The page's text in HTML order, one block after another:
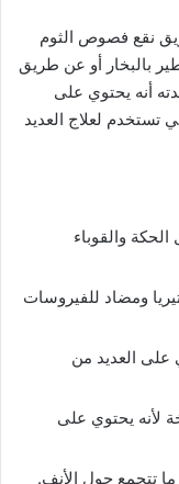
نقع فصوص الثوم
بالبخار أو عن طريق
أنه يحتوي على
تستخدم لعلاج العديد
والقوباء
ومضاد للفيروسات
على العديد من
لأنه يحتوي على
تتجمع حول الأنف.